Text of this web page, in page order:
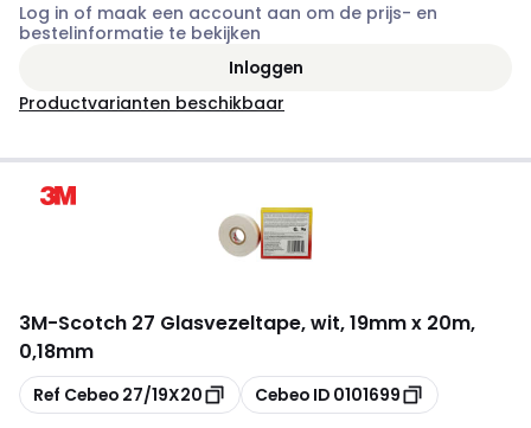
Log in of maak een account aan om de prijs- en
bestelinformatie te bekijken
Inloggen
Productvarianten beschikbaar
3M-Scotch 27 Glasvezeltape, wit, 19mm x 20m,
0,18mm
Kopiëren
Ref Cebeo 27/19X20 Kopiëren
Cebeo ID 0101699